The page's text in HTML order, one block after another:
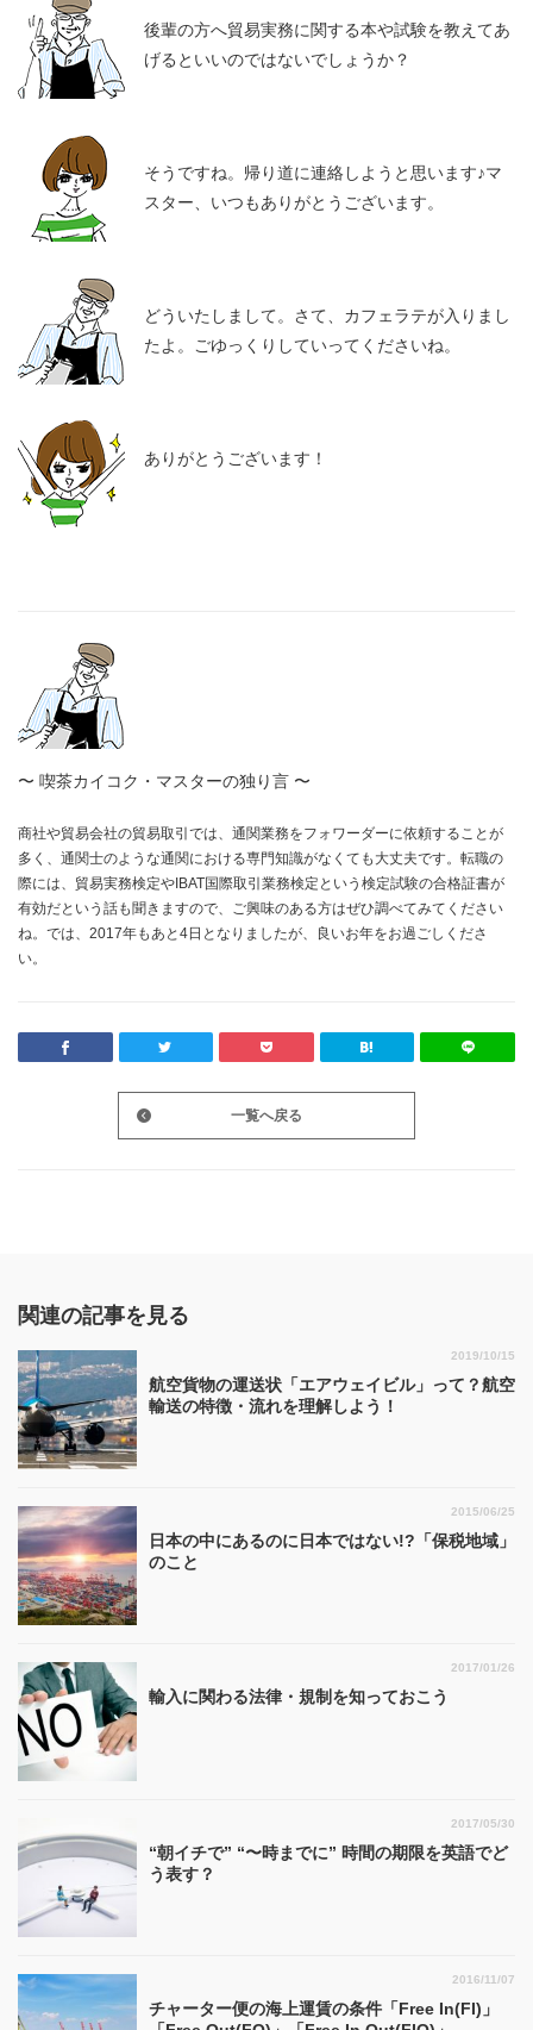
後輩の方へ貿易実務に関する本や試験を教えてあ
げるといいのではないでしょうか？
そうですね。帰り道に連絡しようと思います♪マ
スター、いつもありがとうございます。
どういたしまして。さて、カフェラテが入りまし
たよ。ごゆっくりしていってくださいね。
ありがとうございます！
〜 喫茶カイコク・マスターの独り言 〜
商社や貿易会社の貿易取引では、通関業務をフォワーダーに依頼することが
多く、通関士のような通関における専門知識がなくても大丈夫です。転職の
際には、貿易実務検定や IBAT国際取引業務検定 という検定試験の合格証書が
有効だという話も聞きますので、ご興味のある方はぜひ調べてみてください
ね。では、2017年もあと4日となりましたが、良いお年をお過ごしくださ
い。
一覧へ戻る
関連の記事を見る
航空貨物の運送状「エアウェイビル」って？航空
輸送の特徴・流れを理解しよう！
2019/10/15
日本の中にあるのに日本ではない!?「保税地域」
のこと
2015/06/25
輸入に関わる法律・規制を知っておこう
2017/01/26
“朝イチで” “〜時までに” 時間の期限を英語でど
う表す？
2017/05/30
チャーター便の海上運賃の条件「Free In(FI)」
2016/11/07